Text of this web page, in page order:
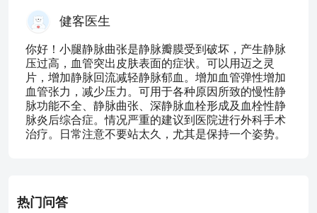
健客医生
你好！小腿静脉曲张是静脉瓣膜受到破坏，产生静脉
压过高，血管突出皮肤表面的症状。可以用迈之灵
片，增加静脉回流减轻静脉郁血。增加血管弹性增加
血管张力，减少压力。可用于各种原因所致的慢性静
脉功能不全、静脉曲张、深静脉血栓形成及血栓性静
脉炎后综合症。情况严重的建议到医院进行外科手术
治疗。日常注意不要站太久，尤其是保持一个姿势。
热门问答